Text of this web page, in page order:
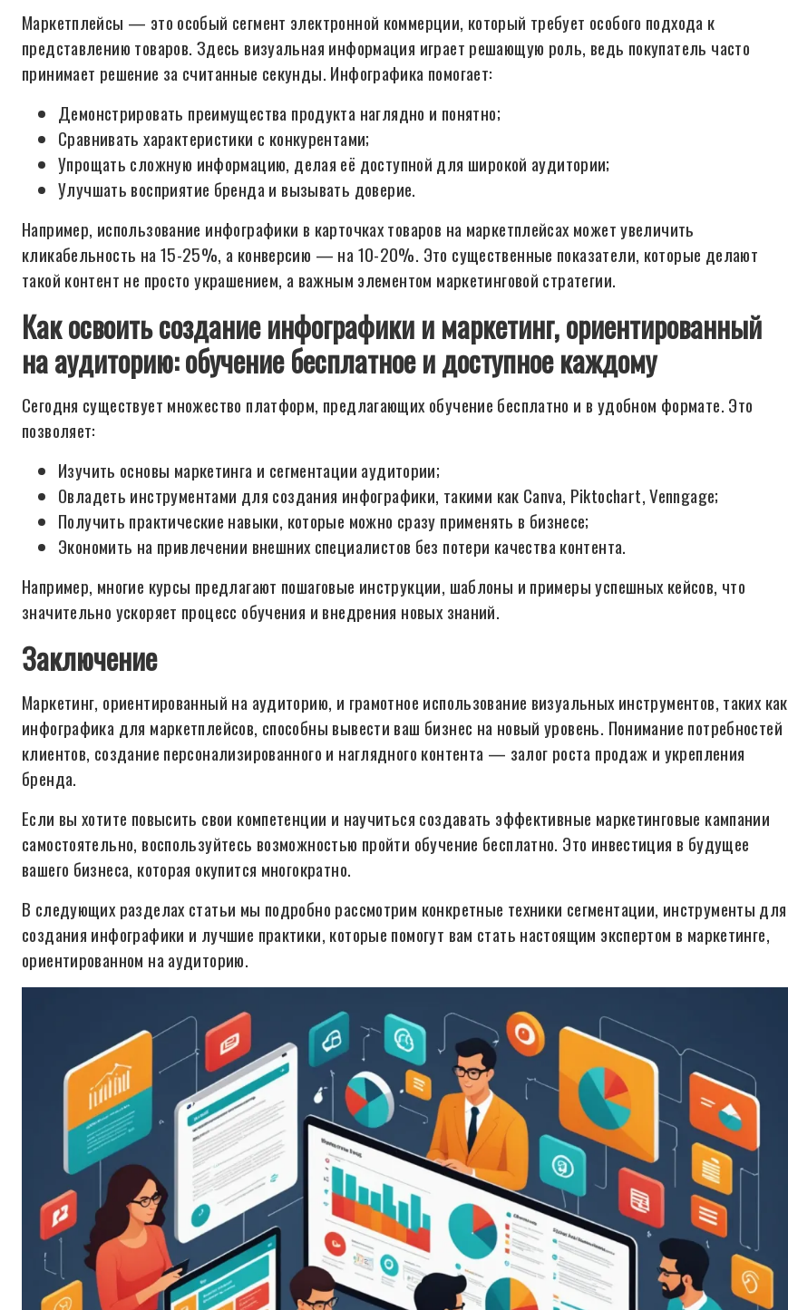
Маркетплейсы — это особый сегмент электронной коммерции, который требует особого подхода к
представлению товаров. Здесь визуальная информация играет решающую роль, ведь покупатель часто
принимает решение за считанные секунды. Инфографика помогает:
Демонстрировать преимущества продукта наглядно и понятно;
Сравнивать характеристики с конкурентами;
Упрощать сложную информацию, делая её доступной для широкой аудитории;
Улучшать восприятие бренда и вызывать доверие.
Например, использование инфографики в карточках товаров на маркетплейсах может увеличить
кликабельность на 15-25%, а конверсию — на 10-20%. Это существенные показатели, которые делают
такой контент не просто украшением, а важным элементом маркетинговой стратегии.
Как освоить создание инфографики и маркетинг, ориентированный
на аудиторию: обучение бесплатное и доступное каждому
Сегодня существует множество платформ, предлагающих обучение бесплатно и в удобном формате. Это
позволяет:
Изучить основы маркетинга и сегментации аудитории;
Овладеть инструментами для создания инфографики, такими как Canva, Piktochart, Venngage;
Получить практические навыки, которые можно сразу применять в бизнесе;
Экономить на привлечении внешних специалистов без потери качества контента.
Например, многие курсы предлагают пошаговые инструкции, шаблоны и примеры успешных кейсов, что
значительно ускоряет процесс обучения и внедрения новых знаний.
Заключение
Маркетинг, ориентированный на аудиторию, и грамотное использование визуальных инструментов, таких как
инфографика для маркетплейсов, способны вывести ваш бизнес на новый уровень. Понимание потребностей
клиентов, создание персонализированного и наглядного контента — залог роста продаж и укрепления
бренда.
Если вы хотите повысить свои компетенции и научиться создавать эффективные маркетинговые кампании
самостоятельно, воспользуйтесь возможностью пройти обучение бесплатно. Это инвестиция в будущее
вашего бизнеса, которая окупится многократно.
В следующих разделах статьи мы подробно рассмотрим конкретные техники сегментации, инструменты для
создания инфографики и лучшие практики, которые помогут вам стать настоящим экспертом в маркетинге,
ориентированном на аудиторию.